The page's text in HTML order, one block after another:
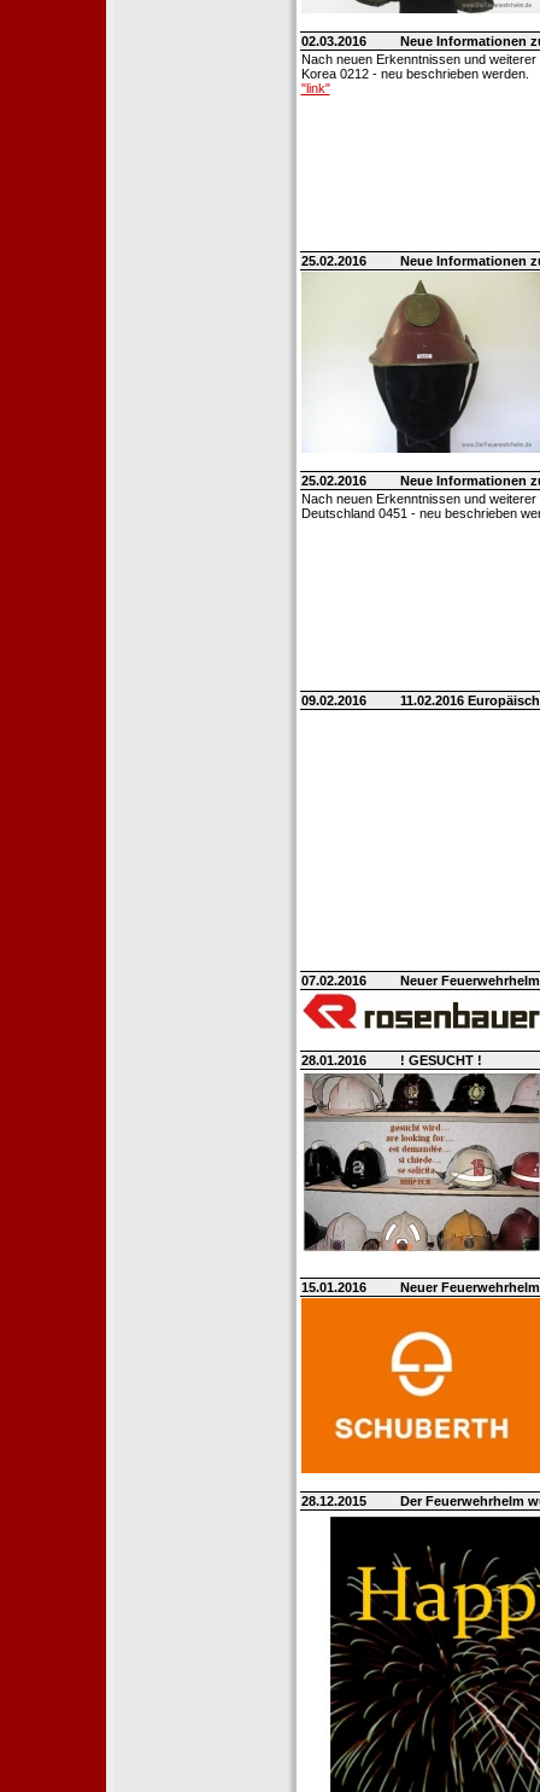
02.03.2016
Neue Informationen
Nach neuen Erkenntnissen und
Korea 0212 - neu beschrieben werden.
"link"
25.02.2016 Neue Informationen
25.02.2016
Neue Informationen
Nach neuen Erkenntnissen und
Deutschland 0451 - neu beschrieben
09.02.2016 11.02.2016
07.02.2016 Neuer
28.01.2016 ! GESUCHT !
15.01.2016 Neuer
28.12.2015 Der Feuerwehrhelm